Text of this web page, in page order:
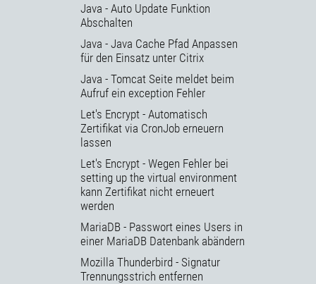
Java - Auto Update Funktion
Abschalten
Java - Java Cache Pfad Anpassen
für den Einsatz unter Citrix
Java - Tomcat Seite meldet beim
Aufruf ein exception Fehler
Let's Encrypt - Automatisch
Zertifikat via CronJob erneuern
lassen
Let's Encrypt - Wegen Fehler bei
setting up the virtual environment
kann Zertifikat nicht erneuert
werden
MariaDB - Passwort eines Users in
einer MariaDB Datenbank abändern
Mozilla Thunderbird - Signatur
Trennungsstrich entfernen